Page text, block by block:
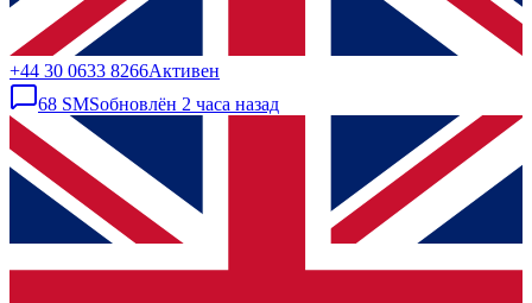
+44 30 0633 8266Активен
68 SMSобновлён 2 часа назад